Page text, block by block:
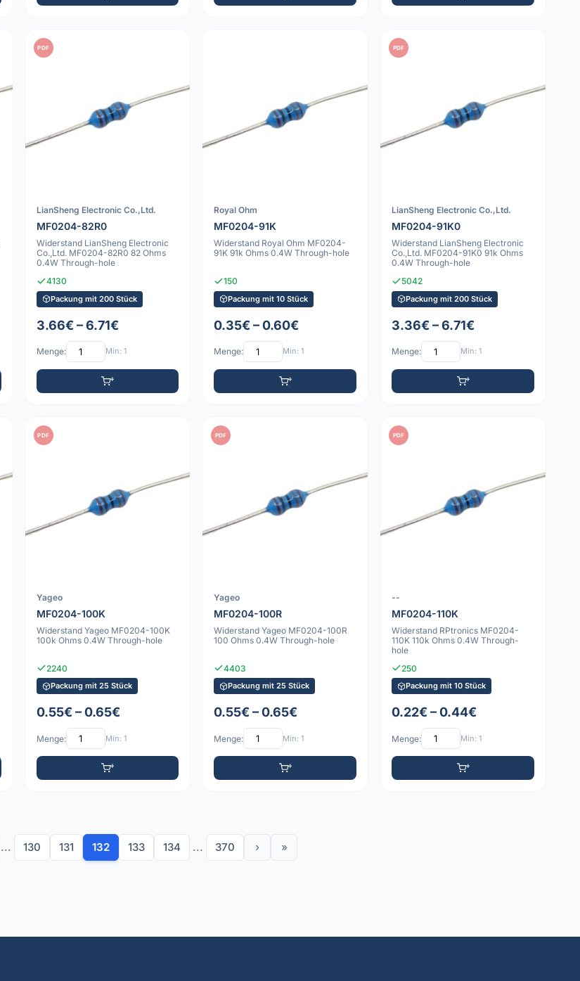
PDF
LianSheng Electronic Co.,Ltd.
MF0204-82R0
Widerstand LianSheng Electronic
Co.,Ltd. MF0204-82R0 82 Ohms
0.4W Through-hole
4130
Packung mit 200 Stück
3.66€ – 6.71€
Menge: Min: 1
Royal Ohm
MF0204-91K
Widerstand Royal Ohm MF0204-
91K 91k Ohms 0.4W Through-hole
150
Packung mit 10 Stück
0.35€ – 0.60€
Menge: Min: 1
PDF
LianSheng Electronic Co.,Ltd.
MF0204-91K0
Widerstand LianSheng Electronic
Co.,Ltd. MF0204-91K0 91k Ohms
0.4W Through-hole
5042
Packung mit 200 Stück
3.36€ – 6.71€
Menge: Min: 1
PDF
Yageo
MF0204-100K
Widerstand Yageo MF0204-100K
100k Ohms 0.4W Through-hole
2240
Packung mit 25 Stück
0.55€ – 0.65€
Menge: Min: 1
PDF
Yageo
MF0204-100R
Widerstand Yageo MF0204-100R
100 Ohms 0.4W Through-hole
4403
Packung mit 25 Stück
0.55€ – 0.65€
Menge: Min: 1
PDF
--
MF0204-110K
Widerstand RPtronics MF0204-
110K 110k Ohms 0.4W Through-
hole
250
Packung mit 10 Stück
0.22€ – 0.44€
Menge: Min: 1
... 130 131 132 133 134 ... 370 › »